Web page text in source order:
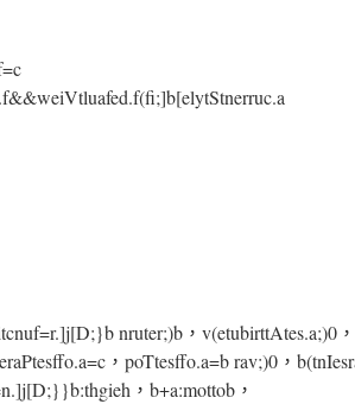
nruter;)b，v(etubirttAtes.a;)0，
，poTtesffo.a=b rav;)0，
，b+a:mottob，